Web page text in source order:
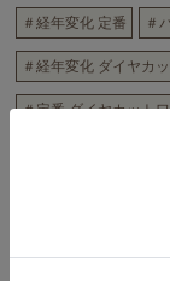
＃経年変化 定番 ＃
＃経年変化 ダイヤカ
＃定番 ダイヤカット